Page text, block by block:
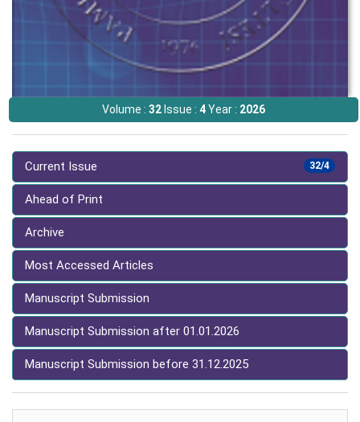
Volume : 32Issue : 4Year : 2026
32/4
Current Issue
Ahead of Print
Archive
Most Accessed Articles
Manuscript Submission
Manuscript Submission after 01.01.2026
Manuscript Submission before 31.12.2025